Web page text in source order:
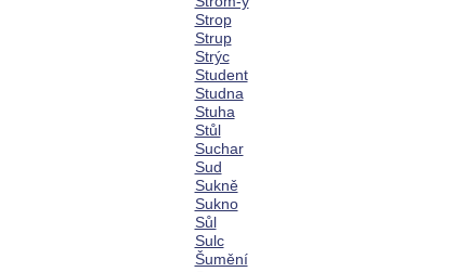
Strop
Strup
Strýc
Student
Studna
Stuha
Stůl
Suchar
Sud
Sukně
Sukno
Sůl
Sulc
Šumění